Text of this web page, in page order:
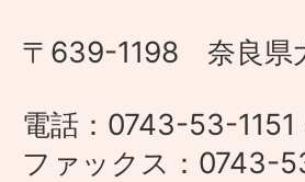
〒639-1198 奈良県
電話：0743-53-1151
ファックス：0743-